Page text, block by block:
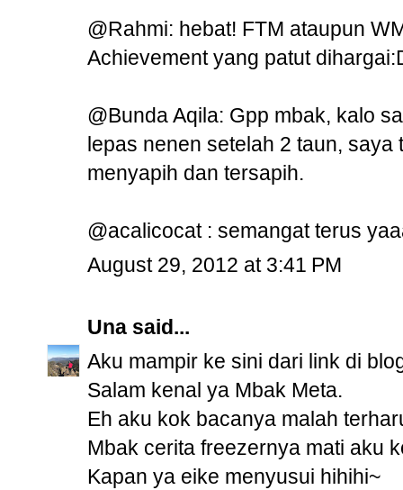
@Rahmi: hebat! FTM ataupun
Achievement yang patut
@Bunda Aqila: Gpp mbak, kalo
lepas nenen setelah 2 taun,
menyapih dan tersapih.
@acalicocat : semangat terus
August 29, 2012 at 3:41 PM
Una said...
Aku mampir ke sini dari link di
Salam kenal ya Mbak Meta.
Eh aku kok bacanya malah
Mbak cerita freezernya mati aku
Kapan ya eike menyusui hihihi~